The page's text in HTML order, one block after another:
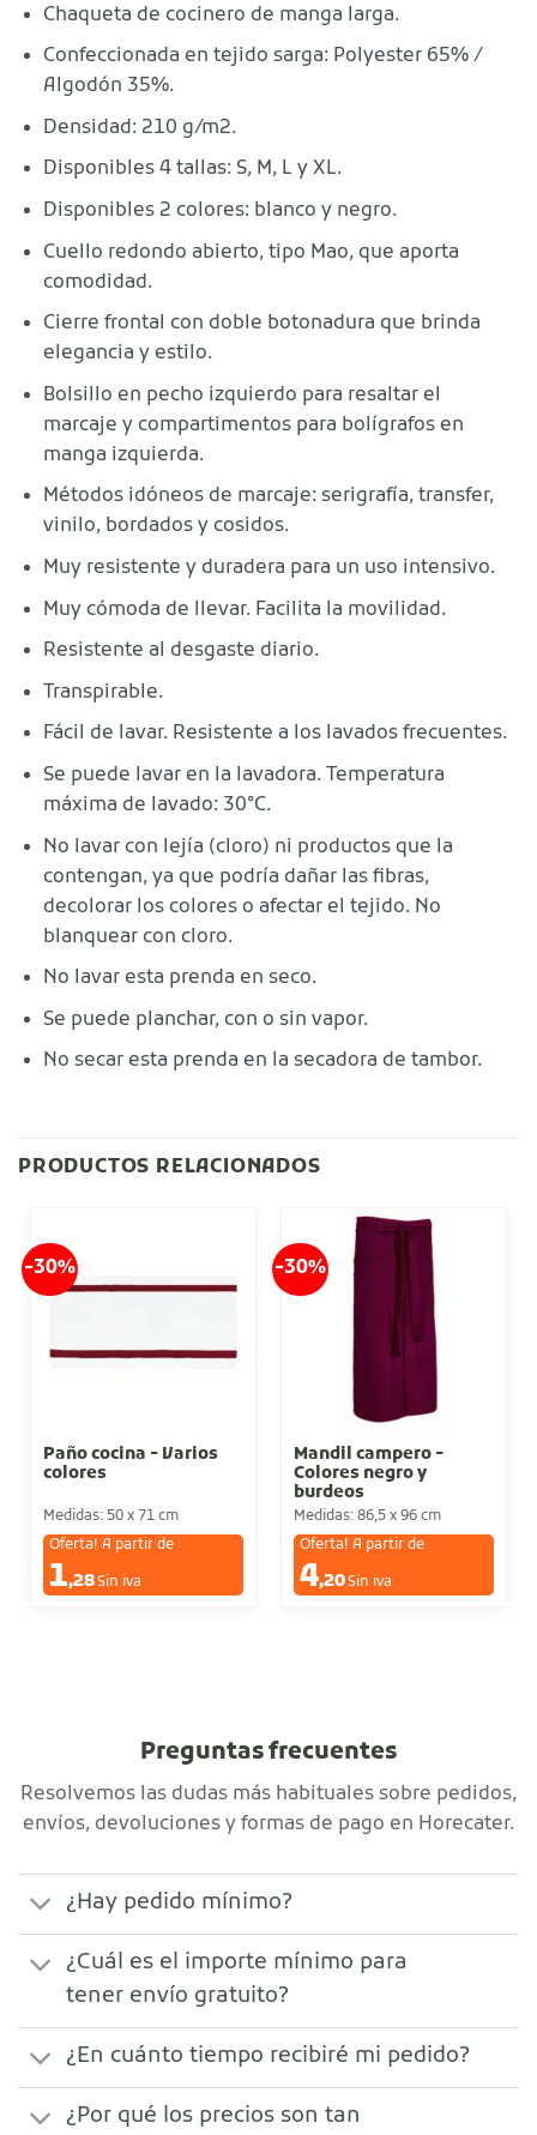
Chaqueta de cocinero de manga larga.
Confeccionada en tejido sarga: Polyester 65% /
Algodón 35%.
Densidad: 210 g/m2.
Disponibles 4 tallas: S, M, L y XL.
Disponibles 2 colores: blanco y negro.
Cuello redondo abierto, tipo Mao, que aporta
comodidad.
Cierre frontal con doble botonadura que brinda
elegancia y estilo.
Bolsillo en pecho izquierdo para resaltar el
marcaje y compartimentos para bolígrafos en
manga izquierda.
Métodos idóneos de marcaje: serigrafía, transfer,
vinilo, bordados y cosidos.
Muy resistente y duradera para un uso intensivo.
Muy cómoda de llevar. Facilita la movilidad.
Resistente al desgaste diario.
Transpirable.
Fácil de lavar. Resistente a los lavados frecuentes.
Se puede lavar en la lavadora. Temperatura
máxima de lavado: 30°C.
No lavar con lejía (cloro) ni productos que la
contengan, ya que podría dañar las fibras,
decolorar los colores o afectar el tejido. No
blanquear con cloro.
No lavar esta prenda en seco.
Se puede planchar, con o sin vapor.
No secar esta prenda en la secadora de tambor.
PRODUCTOS RELACIONADOS
-30%
Paño cocina - Varios
colores
Medidas: 50 x 71 cm
Oferta! A partir de
1,28Sin iva
-30%
Mandil campero -
Colores negro y
burdeos
Medidas: 86,5 x 96 cm
Oferta! A partir de
4,20Sin iva
Preguntas frecuentes
Resolvemos las dudas más habituales sobre pedidos,
envíos, devoluciones y formas de pago en Horecater.
¿Hay pedido mínimo?
¿Cuál es el importe mínimo para
tener envío gratuito?
¿En cuánto tiempo recibiré mi pedido?
¿Por qué los precios son tan